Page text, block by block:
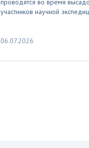
проводятся во время
участников научной
06.07.2026